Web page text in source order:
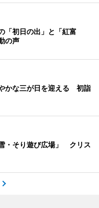
「初日の出」と「紅富
の声
かな三が日を迎える 初詣
・そり遊び広場」 クリス